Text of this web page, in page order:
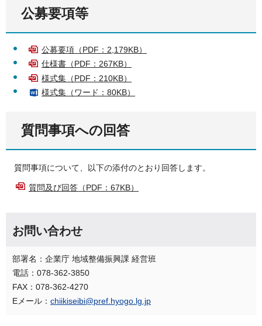
公募要項等
公募要項（PDF：2,179KB）
仕様書（PDF：267KB）
様式集（PDF：210KB）
様式集（ワード：80KB）
質問事項への回答
質問事項について、以下の添付のとおり回答します。
質問及び回答（PDF：67KB）
お問い合わせ
部署名：企業庁 地域整備振興課 経営班
電話：078-362-3850
FAX：078-362-4270
Eメール： chiikiseibi@pref.hyogo.lg.jp